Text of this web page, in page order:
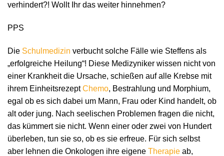
verhindert?! Wollt Ihr das weiter hinnehmen?
PPS
Die Schulmedizin verbucht solche Fälle wie Steffens als
„erfolgreiche Heilung“! Diese Medizyniker wissen nicht von
einer Krankheit die Ursache, schießen auf alle Krebse mit
ihrem EinheitsrezeptChemo, Bestrahlung und Morphium,
egal ob es sich dabei um Mann, Frau oder Kind handelt, ob
alt oder jung. Nach seelischen Problemen fragen die nicht,
das kümmert sie nicht. Wenn einer oder zwei von Hundert
überleben, tun sie so, ob es sie erfreue. Für sich selbst
aber lehnen die Onkologen ihre eigene Therapie ab,